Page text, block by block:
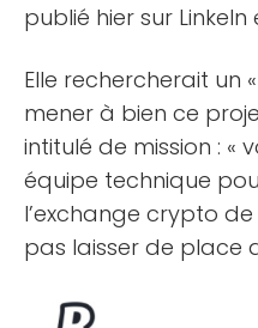
publié hier sur
Elle rechercherait un
mener à bien ce
intitulé de mission : «
équipe technique
l’exchange crypto
pas laisser de place